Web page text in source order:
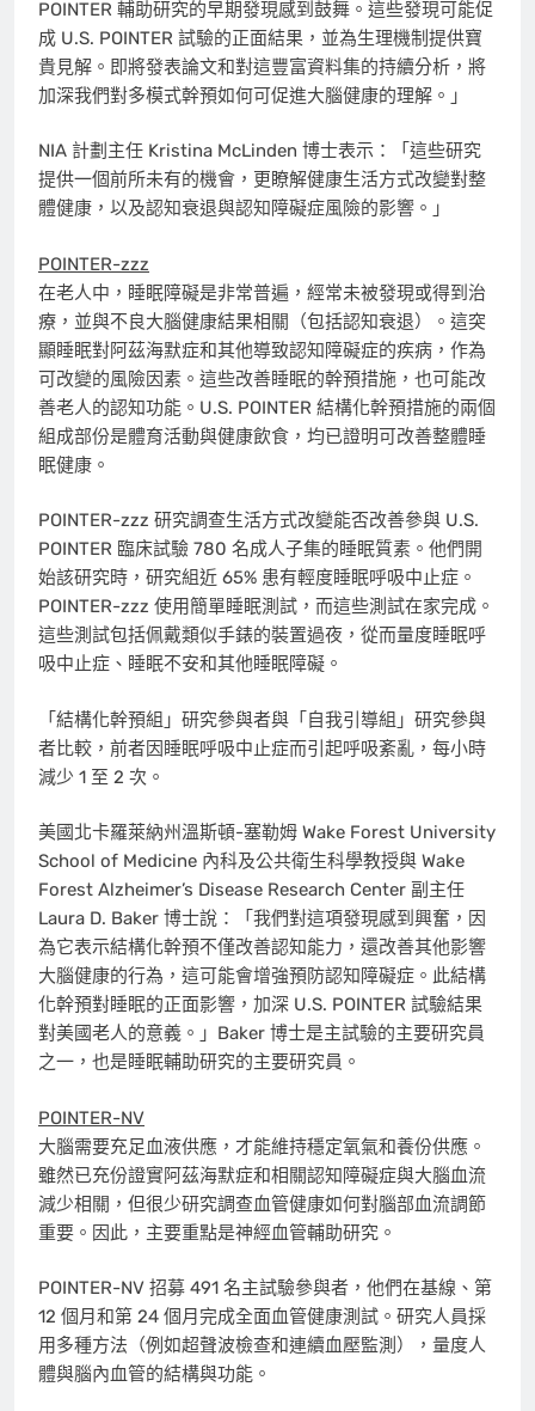
POINTER 輔助研究的早期發現感到鼓舞。這些發現可能促
成 U.S. POINTER 試驗的正面結果，並為生理機制提供寶
貴見解。即將發表論文和對這豐富資料集的持續分析，將
加深我們對多模式幹預如何可促進大腦健康的理解。」
NIA 計劃主任 Kristina McLinden 博士表示：「這些研究
提供一個前所未有的機會，更瞭解健康生活方式改變對整
體健康，以及認知衰退與認知障礙症風險的影響。」
POINTER-zzz
在老人中，睡眠障礙是非常普遍，經常未被發現或得到治
療，並與不良大腦健康結果相關（包括認知衰退）。這突
顯睡眠對阿茲海默症和其他導致認知障礙症的疾病，作為
可改變的風險因素。這些改善睡眠的幹預措施，也可能改
善老人的認知功能。U.S. POINTER 結構化幹預措施的兩個
組成部份是體育活動與健康飲食，均已證明可改善整體睡
眠健康。
POINTER-zzz 研究調查生活方式改變能否改善參與 U.S.
POINTER 臨床試驗 780 名成人子集的睡眠質素。他們開
始該研究時，研究組近 65% 患有輕度睡眠呼吸中止症。
POINTER-zzz 使用簡單睡眠測試，而這些測試在家完成。
這些測試包括佩戴類似手錶的裝置過夜，從而量度睡眠呼
吸中止症、睡眠不安和其他睡眠障礙。
「結構化幹預組」研究參與者與「自我引導組」研究參與
者比較，前者因睡眠呼吸中止症而引起呼吸紊亂，每小時
減少 1 至 2 次。
美國北卡羅萊納州溫斯頓-塞勒姆 Wake Forest University
School of Medicine 內科及公共衛生科學教授與 Wake
Forest Alzheimer’s Disease Research Center 副主任
Laura D. Baker 博士說：「我們對這項發現感到興奮，因
為它表示結構化幹預不僅改善認知能力，還改善其他影響
大腦健康的行為，這可能會增強預防認知障礙症。此結構
化幹預對睡眠的正面影響，加深 U.S. POINTER 試驗結果
對美國老人的意義。」Baker 博士是主試驗的主要研究員
之一，也是睡眠輔助研究的主要研究員。
POINTER-NV
大腦需要充足血液供應，才能維持穩定氧氣和養份供應。
雖然已充份證實阿茲海默症和相關認知障礙症與大腦血流
減少相關，但很少研究調查血管健康如何對腦部血流調節
重要。因此，主要重點是神經血管輔助研究。
POINTER-NV 招募 491 名主試驗參與者，他們在基線、第
12 個月和第 24 個月完成全面血管健康測試。研究人員採
用多種方法（例如超聲波檢查和連續血壓監測），量度人
體與腦內血管的結構與功能。